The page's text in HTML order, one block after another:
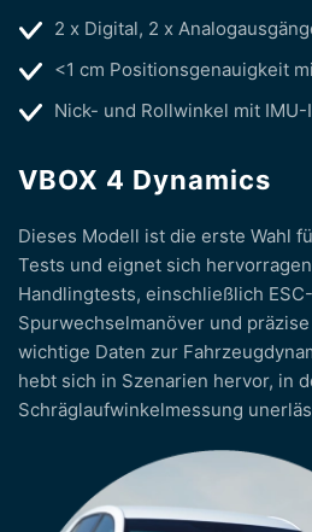
2 x Digital, 2 x
<1 cm Positionsgenauigkeit
Nick- und Rollwinkel mit
VBOX 4 Dynamics
Dieses Modell ist die erste Wahl
Tests und eignet sich
Handlingtests, einschließlich
Spurwechselmanöver und
wichtige Daten zur
hebt sich in Szenarien hervor, in
Schräglaufwinkelmessung